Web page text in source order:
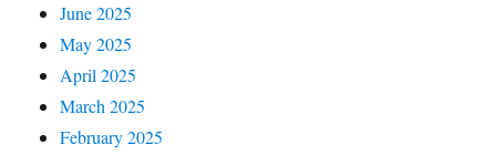
June 2025
May 2025
April 2025
March 2025
February 2025